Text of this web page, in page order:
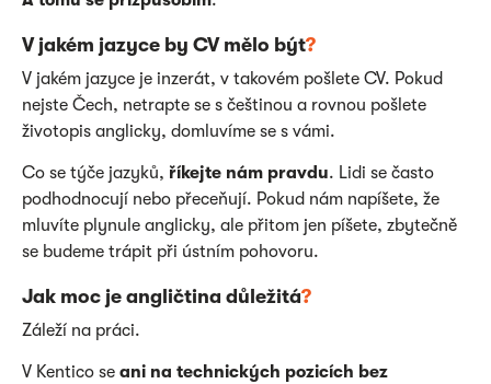
V jakém jazyce by CV mělo být?
V jakém jazyce je inzerát, v takovém pošlete CV. Pokud
nejste Čech, netrapte se s češtinou a rovnou pošlete
životopis anglicky, domluvíme se s vámi.
Co se týče jazyků, říkejte nám pravdu. Lidi se často
podhodnocují nebo přeceňují. Pokud nám napíšete, že
mluvíte plynule anglicky, ale přitom jen píšete, zbytečně
se budeme trápit při ústním pohovoru.
Jak moc je angličtina důležitá?
Záleží na práci.
V Kentico se ani na technických pozicích bez